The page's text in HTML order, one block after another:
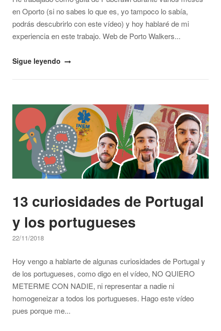
en Oporto (si no sabes lo que es, yo tampoco lo sabía,
podrás descubrirlo con este vídeo) y hoy hablaré de mi
experiencia en este trabajo. Web de Porto Walkers...
"Mi
guía
de
Pubcrawl"
Sigue leyendo
Open post
13 curiosidades de Portugal
y los portugueses
22/11/2018
Hoy vengo a hablarte de algunas curiosidades de Portugal y
de los portugueses, como digo en el vídeo, NO QUIERO
METERME CON NADIE, ni representar a nadie ni
homogeneizar a todos los portugueses. Hago este vídeo
pues porque me...